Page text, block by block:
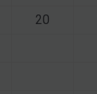
20